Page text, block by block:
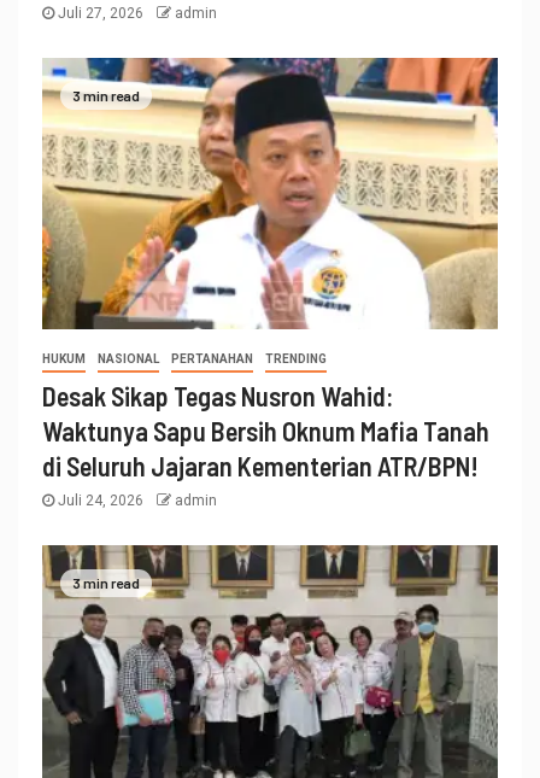
Juli 27, 2026 admin
3 min read
HUKUM NASIONAL PERTANAHAN TRENDING
Desak Sikap Tegas Nusron Wahid:
Waktunya Sapu Bersih Oknum Mafia Tanah
di Seluruh Jajaran Kementerian ATR/BPN!
Juli 24, 2026 admin
3 min read